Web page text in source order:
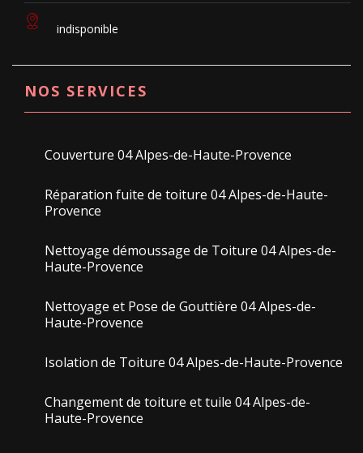
indisponible
NOS SERVICES
Couverture 04 Alpes-de-Haute-Provence
Réparation fuite de toiture 04 Alpes-de-Haute-
Provence
Nettoyage démoussage de Toiture 04 Alpes-de-
Haute-Provence
Nettoyage et Pose de Gouttière 04 Alpes-de-
Haute-Provence
Isolation de Toiture 04 Alpes-de-Haute-Provence
Changement de toiture et tuile 04 Alpes-de-
Haute-Provence